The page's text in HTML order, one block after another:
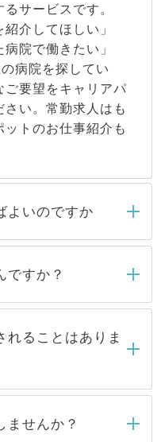
サービスです。
介してほしい」
院で働きたい」
病院を探してい
ご要望をキャリアパ
い。常勤求人はも
トのお仕事紹介も
よいのですか
、弊社担当者がご
後メールもしくは
内にはご連絡をせて
らくお待ちくださ
ですか？
り扱っている求人の
トからご覧いただ
す。非公開求人は
般には公開してい
人気のある医療機
れることはありま
とは一切ありませ
ら内定をいただい
ませんか？